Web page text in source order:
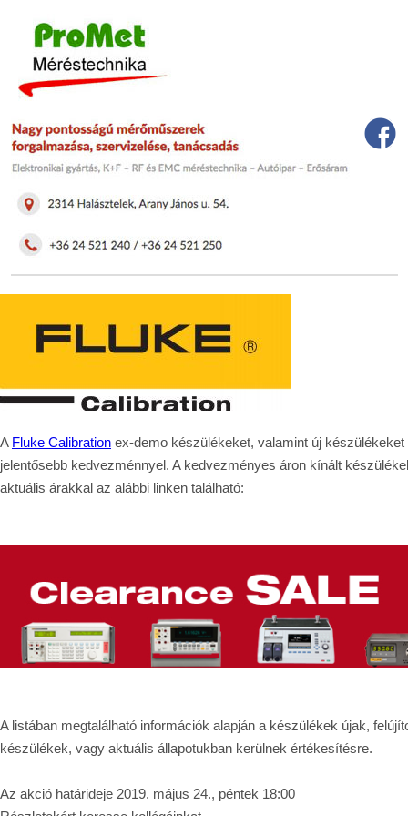
A Fluke Calibration ex-demo készülékeket, valamint új készülékeket
jelentősebb kedvezménnyel. A kedvezményes áron kínált
aktuális árakkal az alábbi linken található:
A listában megtalálható információk alapján a készülékek újak,
készülékek, vagy aktuális állapotukban kerülnek értékesítésre.
Az akció határideje 2019. május 24., péntek 18:00